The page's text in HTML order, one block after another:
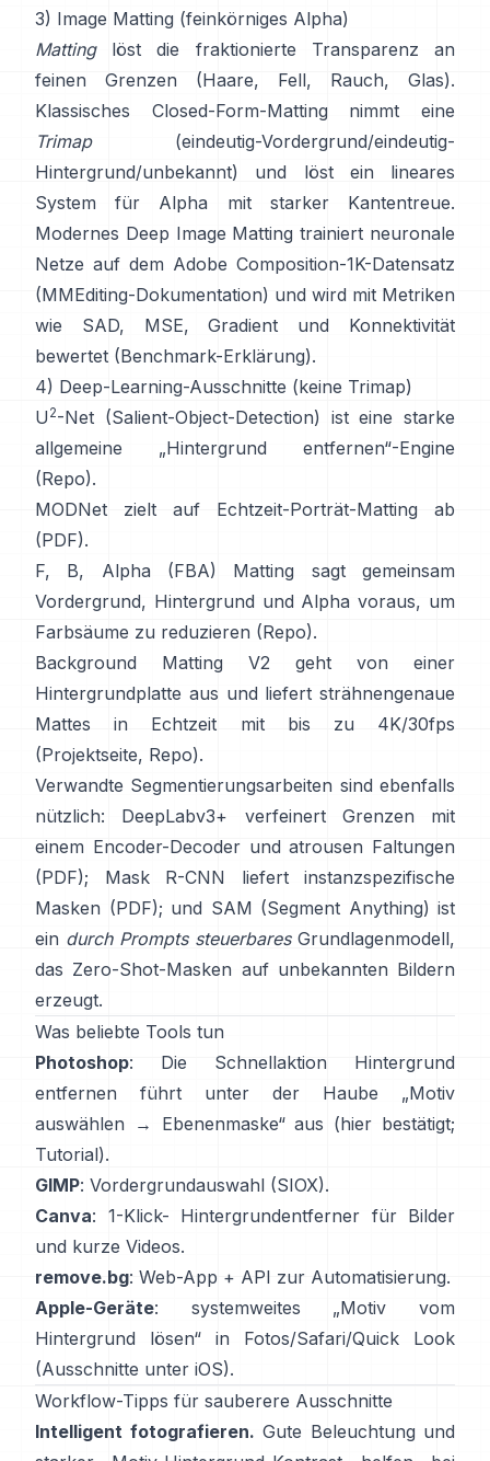
3) Image Matting (feinkörniges Alpha)
Mattinglöst die fraktionierte Transparenz an
feinen Grenzen (Haare, Fell, Rauch, Glas).
Klassisches
Closed-Form-Matting
nimmt eine
Trimap(eindeutig-Vordergrund/eindeutig-
Hintergrund/unbekannt) und löst ein lineares
System für Alpha mit starker Kantentreue.
Modernes Deep Image Matting trainiert neuronale
Netze auf dem Adobe Composition-1K-Datensatz
(MMEditing-Dokumentation) und wird mit Metriken
wie
SAD, MSE, Gradient und Konnektivität
bewertet (Benchmark-Erklärung).
4) Deep-Learning-Ausschnitte (keine Trimap)
U 2-Net (Salient-Object-Detection) ist eine starke
allgemeine „Hintergrund entfernen“-Engine
(Repo).
MODNet zielt auf Echtzeit-Porträt-Matting ab
(PDF).
F, B, Alpha (FBA) Matting sagt gemeinsam
Vordergrund, Hintergrund und Alpha voraus, um
Farbsäume zu reduzieren (Repo).
Background Matting V2 geht von einer
Hintergrundplatte aus und liefert strähnengenaue
Mattes in Echtzeit mit bis zu 4K/30fps
(Projektseite, Repo).
Verwandte Segmentierungsarbeiten sind ebenfalls
nützlich:
DeepLabv3+ verfeinert Grenzen mit
einem Encoder-Decoder und atrousen Faltungen
(PDF); Mask R-CNN liefert instanzspezifische
Masken (PDF); und SAM (Segment Anything) ist
ein durch Prompts steuerbaresGrundlagenmodell,
das Zero-Shot-Masken auf unbekannten Bildern
erzeugt.
Was beliebte Tools tun
Photoshop: Die Schnellaktion Hintergrund
entfernen führt unter der Haube „Motiv
auswählen → Ebenenmaske“ aus (hier bestätigt;
Tutorial).
GIMP: Vordergrundauswahl (SIOX).
Canva: 1-Klick- Hintergrundentferner für Bilder
und kurze Videos.
remove.bg: Web-App + API zur Automatisierung.
Apple-Geräte: systemweites „Motiv vom
Hintergrund lösen“ in Fotos/Safari/Quick Look
(Ausschnitte unter iOS).
Workflow-Tipps für sauberere Ausschnitte
Intelligent fotografieren. Gute Beleuchtung und